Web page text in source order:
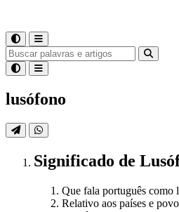
lusófono
Significado de
Que fala português como
Relativo aos países e